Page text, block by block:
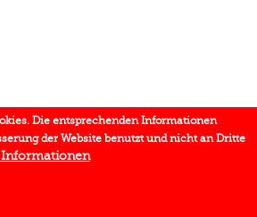
Die entsprechenden Informationen
der Website benutzt und nicht an Dritte
Informationen